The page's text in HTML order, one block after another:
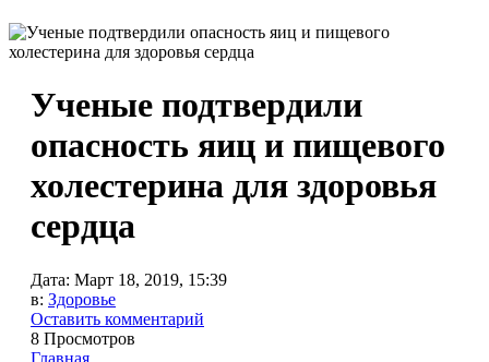
Ученые подтвердили
опасность яиц и пищевого
холестерина для здоровья
сердца
Дата: Март 18, 2019, 15:39
в: Здоровье
Оставить комментарий
8 Просмотров
Главная